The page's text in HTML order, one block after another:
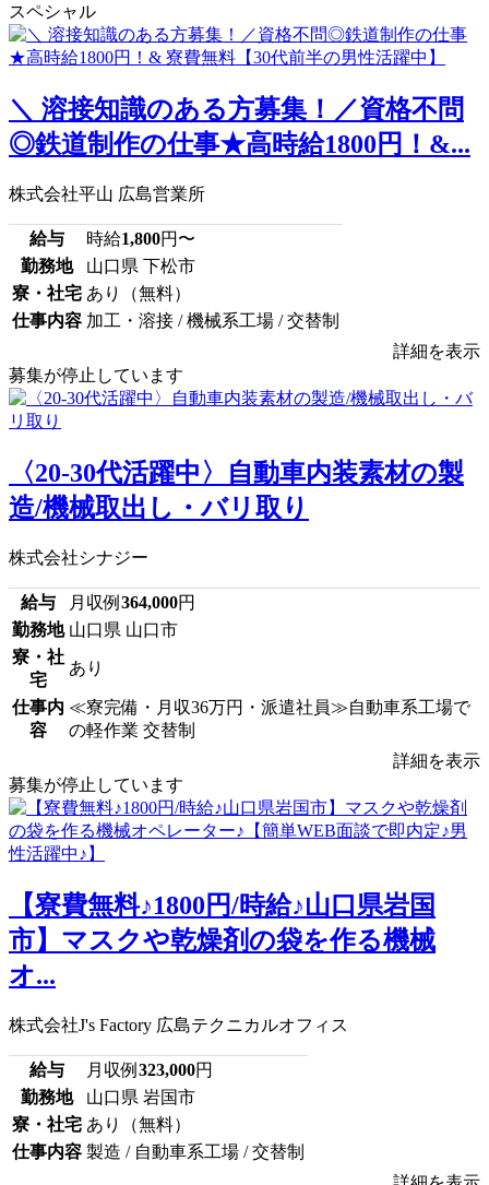
スペシャル
＼ 溶接知識のある方募集！／資格不問
◎鉄道制作の仕事★高時給1800円！&...
株式会社平山 広島営業所
給与 時給1,800円〜
勤務地
山口県 下松市
寮・社宅 あり（無料）
仕事内容 加工・溶接 / 機械系工場 / 交替制
詳細を表示
募集が停止しています
〈20-30代活躍中〉自動車内装素材の製
造/機械取出し・バリ取り
株式会社シナジー
給与 月収例 364,000円
勤務地 山口県 山口市
寮・社
宅
あり
仕事内
容
≪寮完備・月収36万円・派遣社員≫自動車系工場で
の軽作業 交替制
詳細を表示
募集が停止しています
【寮費無料♪1800円/時給♪山口県岩国
市】マスクや乾燥剤の袋を作る機械
オ...
株式会社J's Factory 広島テクニカルオフィス
給与 月収例 323,000円
勤務地
山口県 岩国市
寮・社宅 あり（無料）
仕事内容 製造 / 自動車系工場 / 交替制